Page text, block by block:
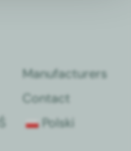
Man­u­fac­tur­ers
Con­tact
Pol­s­ki